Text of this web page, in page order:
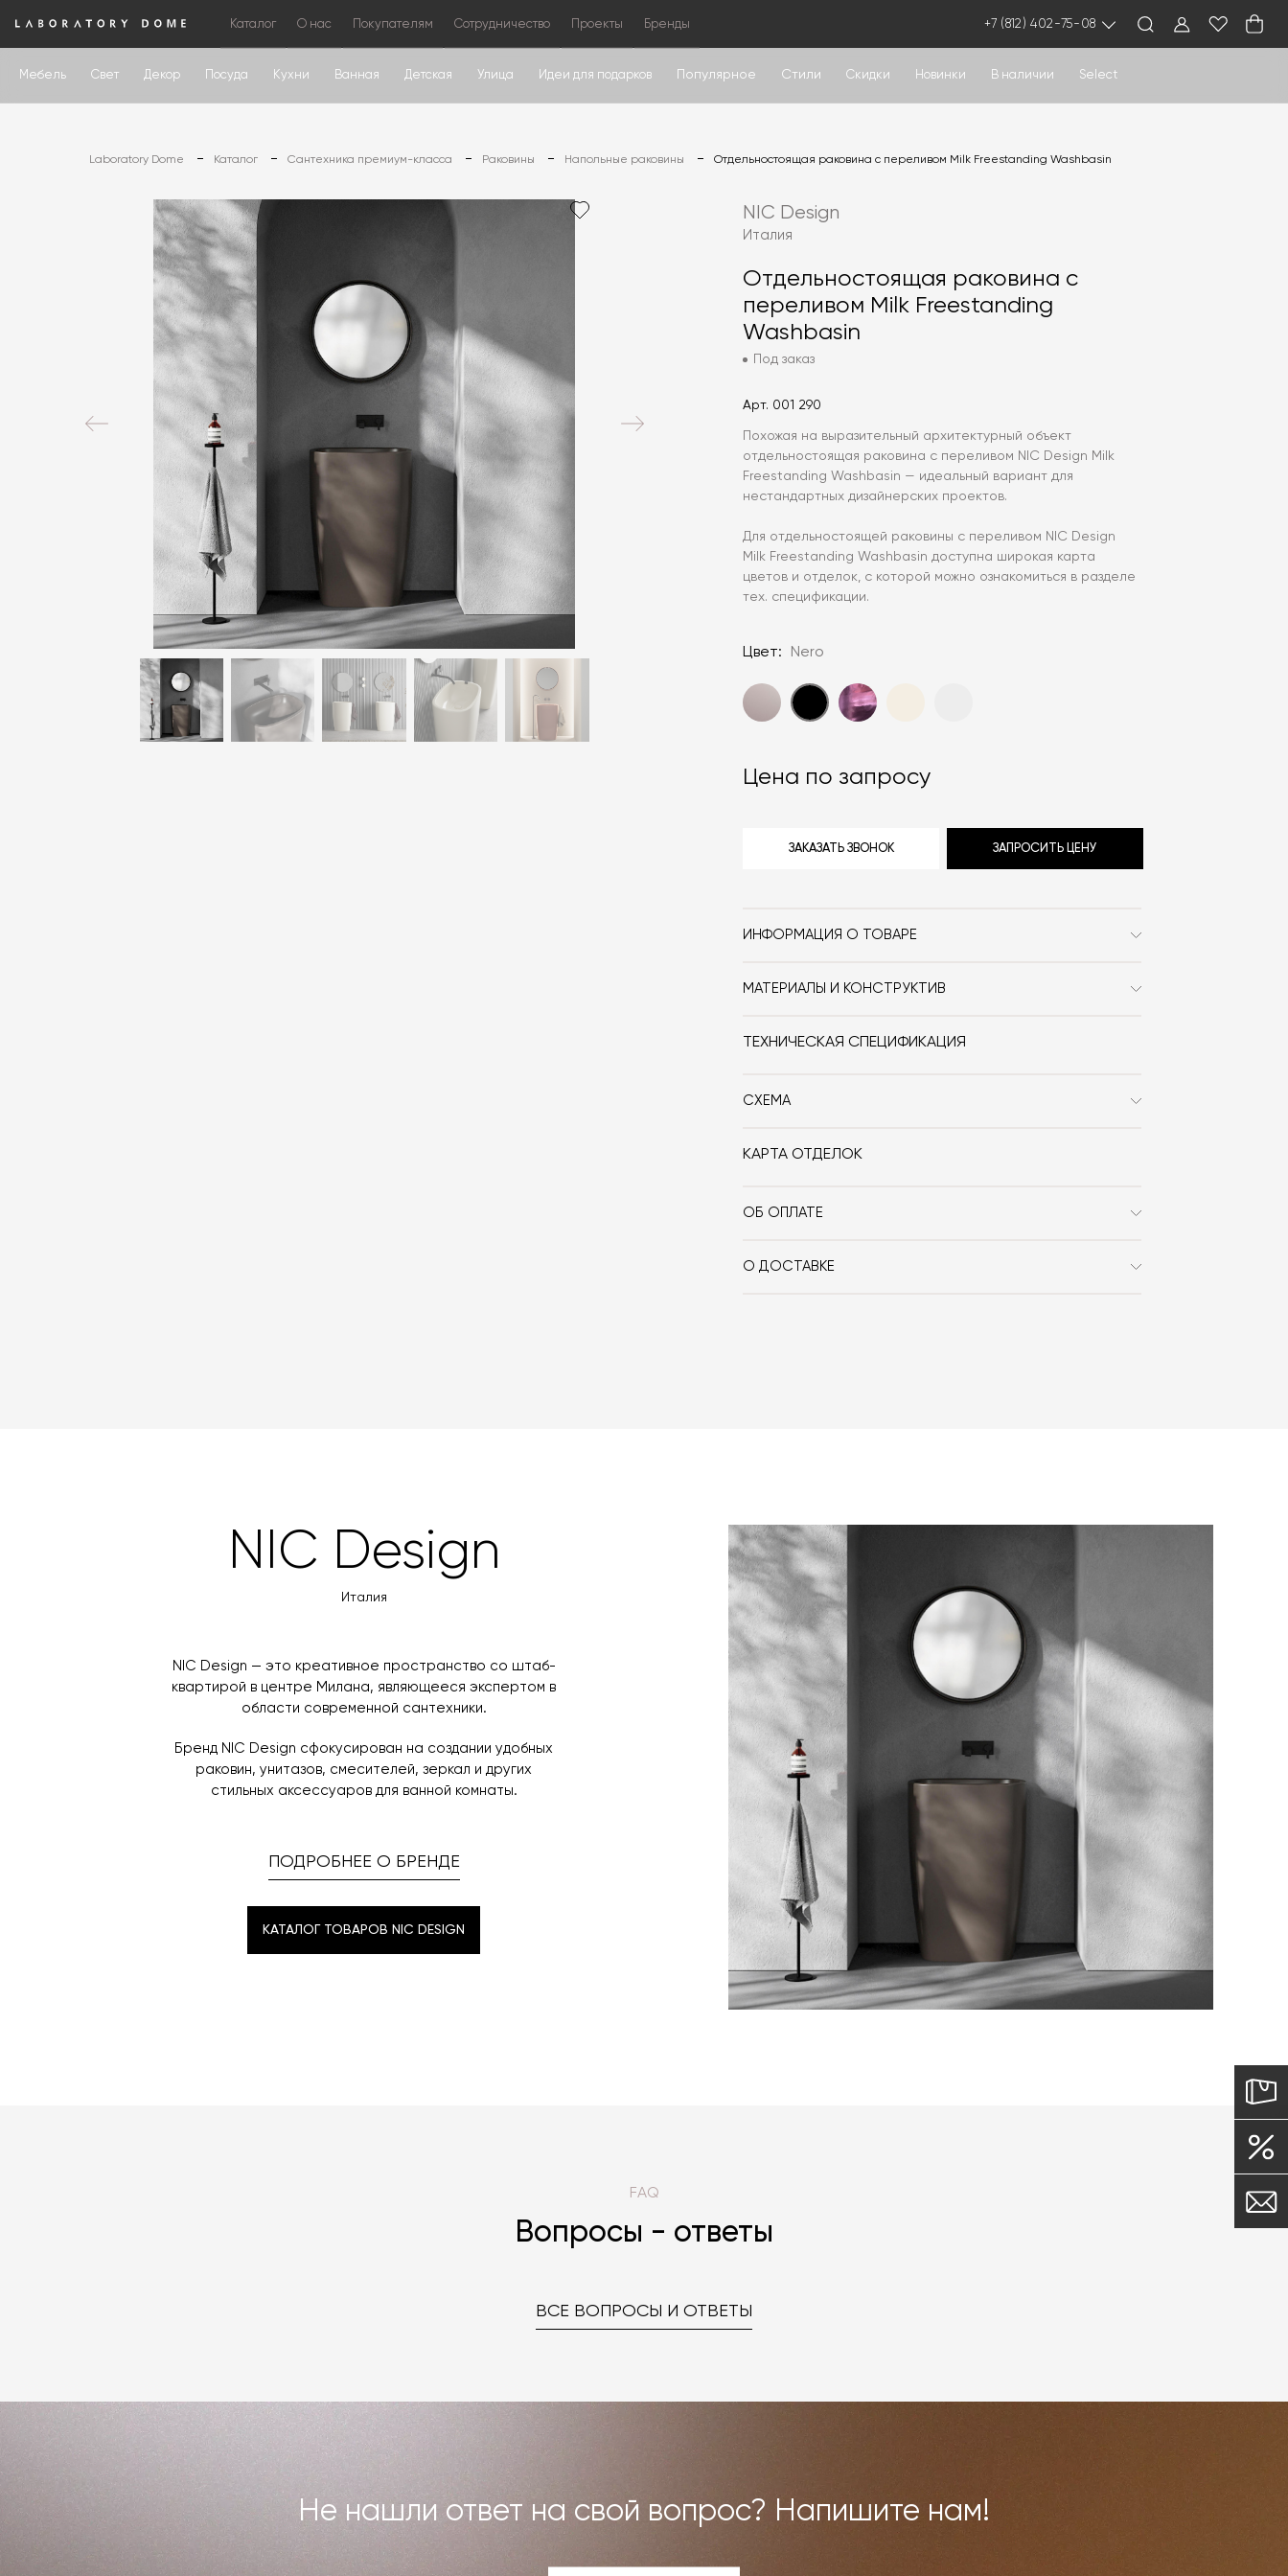
Каталог О нас Покупателям Сотрудничество Проекты Бренды +7 (812) 402-75-08
Мебель Свет Декор Посуда Кухни Ванная Детская Улица Идеи для подарков Популярное Стили Скидки Новинки В наличии Select
Laboratory Dome Каталог Сантехника премиум-класса Раковины Напольные раковины Отдельностоящая раковина с переливом Milk Freestanding Washbasin
NIC Design
Италия
Отдельностоящая раковина с
переливом Milk Freestanding
Washbasin
Под заказ
Арт. 001 290
Похожая на выразительный архитектурный объект
отдельностоящая раковина с переливом NIC Design Milk
Freestanding Washbasin — идеальный вариант для
нестандартных дизайнерских проектов.
Для отдельностоящей раковины с переливом NIC Design
Milk Freestanding Washbasin доступна широкая карта
цветов и отделок, с которой можно ознакомиться в разделе
тех. спецификации.
Цвет: Nero
Цена по запросу
ЗАКАЗАТЬ ЗВОНОК ЗАПРОСИТЬ ЦЕНУ
ИНФОРМАЦИЯ О ТОВАРЕ
Стиль
Современный / Сканди /
Цвет Nero
МАТЕРИАЛЫ И КОНСТРУКТИВ
ТЕХНИЧЕСКАЯ СПЕЦИФИКАЦИЯ
СХЕМА
КАРТА ОТДЕЛОК
ОБ ОПЛАТЕ
оплачиваете 100% стоимости заказа и доставки,
О ДОСТАВКЕ
NIC Design
Италия
NIC Design — это креативное пространство со штаб-
квартирой в центре Милана, являющееся экспертом в
области современной сантехники.
Бренд NIC Design сфокусирован на создании удобных
раковин, унитазов, смесителей, зеркал и других
стильных аксессуаров для ванной комнаты.
ПОДРОБНЕЕ О БРЕНДЕ
КАТАЛОГ ТОВАРОВ NIC DESIGN
FAQ
Вопросы - ответы
ВСЕ ВОПРОСЫ И ОТВЕТЫ
Не нашли ответ на свой вопрос? Напишите нам!